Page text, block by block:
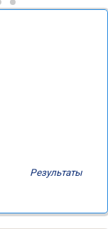
Результаты